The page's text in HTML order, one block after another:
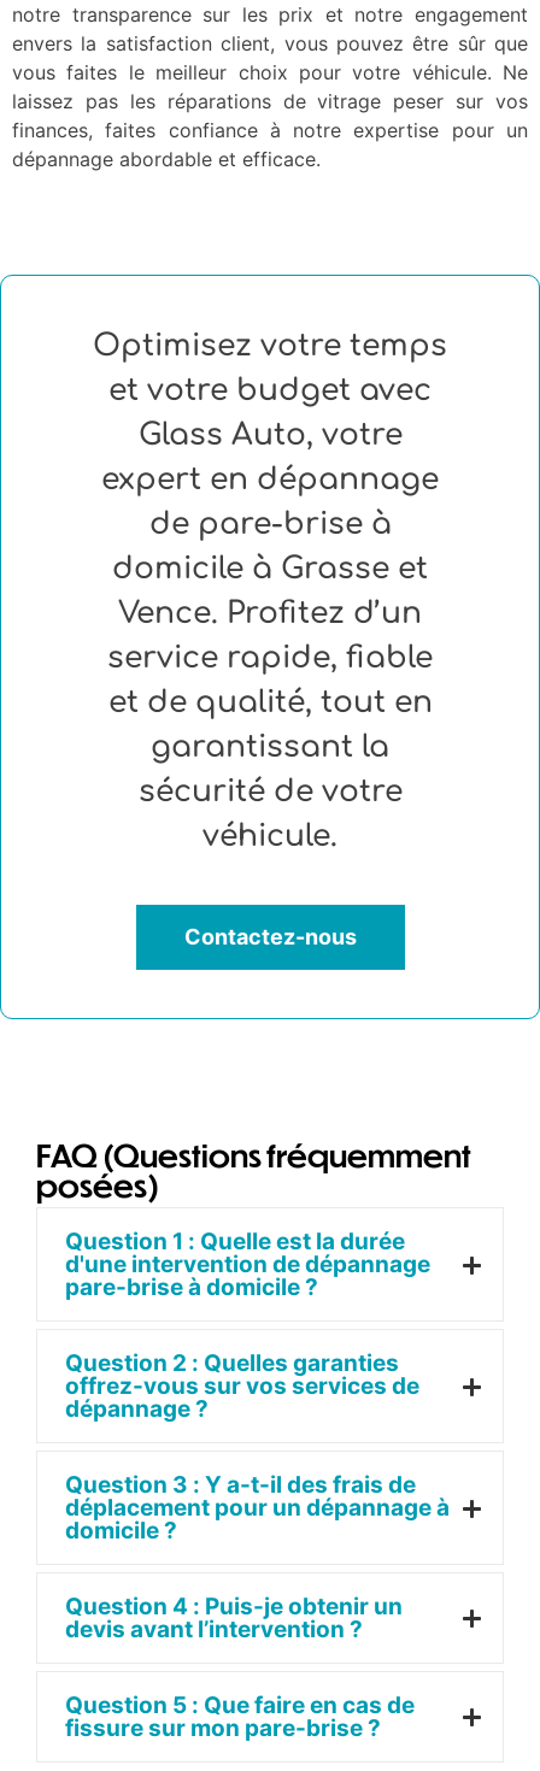
notre transparence sur les prix et notre engagement
envers la satisfaction client, vous pouvez être sûr que
vous faites le meilleur choix pour votre véhicule. Ne
laissez pas les réparations de vitrage peser sur vos
finances, faites confiance à notre expertise pour un
dépannage abordable et efficace.
Optimisez votre temps
et votre budget avec
Glass Auto, votre
expert en dépannage
de pare-brise à
domicile à Grasse et
Vence. Profitez d’un
service rapide, fiable
et de qualité, tout en
garantissant la
sécurité de votre
véhicule.
Contactez-nous
FAQ (Questions fréquemment
posées)
Question 1 : Quelle est la durée
d'une intervention de dépannage
pare-brise à domicile ?
Question 2 : Quelles garanties
offrez-vous sur vos services de
dépannage ?
Question 3 : Y a-t-il des frais de
déplacement pour un dépannage à
domicile ?
Question 4 : Puis-je obtenir un
devis avant l’intervention ?
Question 5 : Que faire en cas de
fissure sur mon pare-brise ?